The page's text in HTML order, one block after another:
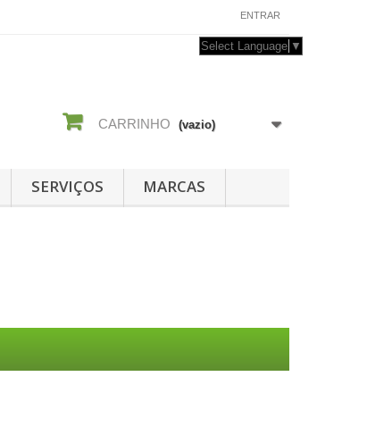
ENTRAR
Select Language ▼
CARRINHO (vazio)
SERVIÇOS MARCAS